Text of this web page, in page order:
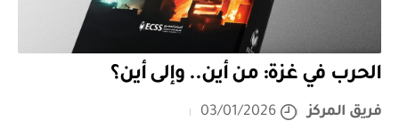
الحرب في غزة: من أين.. وإلى أين؟
فريق المركز
03/01/2026